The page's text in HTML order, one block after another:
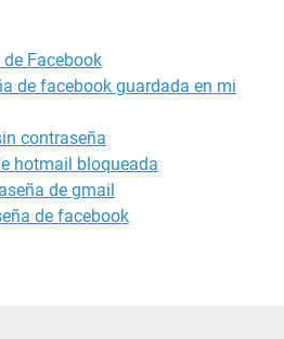
Facebook
de facebook guardada en mi
contraseña
hotmail bloqueada
de gmail
de facebook